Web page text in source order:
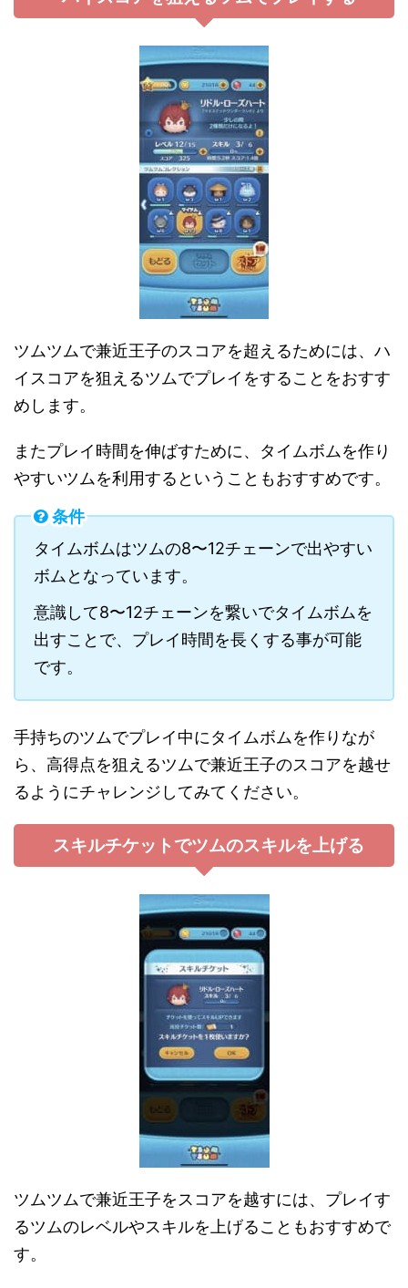
ツムツムで兼近王子のスコアを超えるためには、ハ
イスコアを狙えるツムでプレイをすることをおすす
めします。
またプレイ時間を伸ばすために、タイムボムを作り
やすいツムを利用するということもおすすめです。
条件
タイムボムはツムの8〜12チェーンで出やすい
ボムとなっています。
意識して8〜12チェーンを繋いでタイムボムを
出すことで、プレイ時間を長くする事が可能
です。
手持ちのツムでプレイ中にタイムボムを作りなが
ら、高得点を狙えるツムで兼近王子のスコアを越せ
るようにチャレンジしてみてください。
スキルチケットでツムのスキルを上げる
ツムツムで兼近王子をスコアを越すには、プレイす
るツムのレベルやスキルを上げることもおすすめで
す。